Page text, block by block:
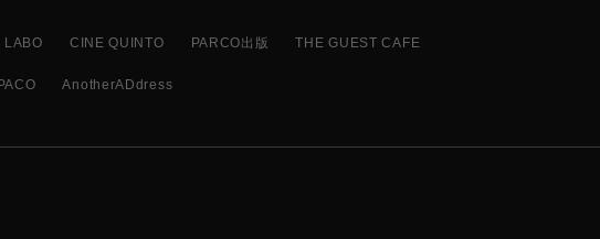
LABO CINE QUINTO PARCO出版 THE GUEST CAFE
AnotherADdress